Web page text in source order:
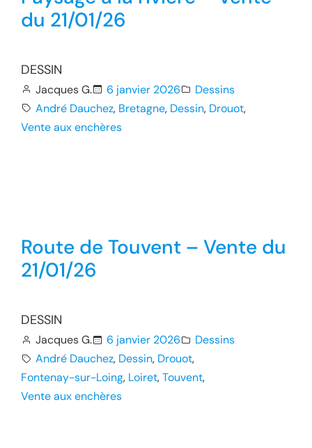
du 21/01/26
DESSIN
Jacques G. 6 janvier 2026
Dessins
André Dauchez, Bretagne, Dessin, Drouot,
Vente aux enchères
Route de Touvent – Vente du
21/01/26
DESSIN
Jacques G. 6 janvier 2026
Dessins
André Dauchez, Dessin, Drouot,
Fontenay-sur-Loing, Loiret, Touvent,
Vente aux enchères